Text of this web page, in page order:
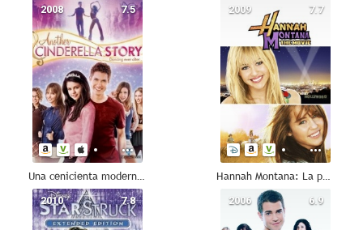
7.5
2008
Una cenicienta moderna 2
7.7
2009
Hannah Montana: La película
7.8
2010 6.9
2006